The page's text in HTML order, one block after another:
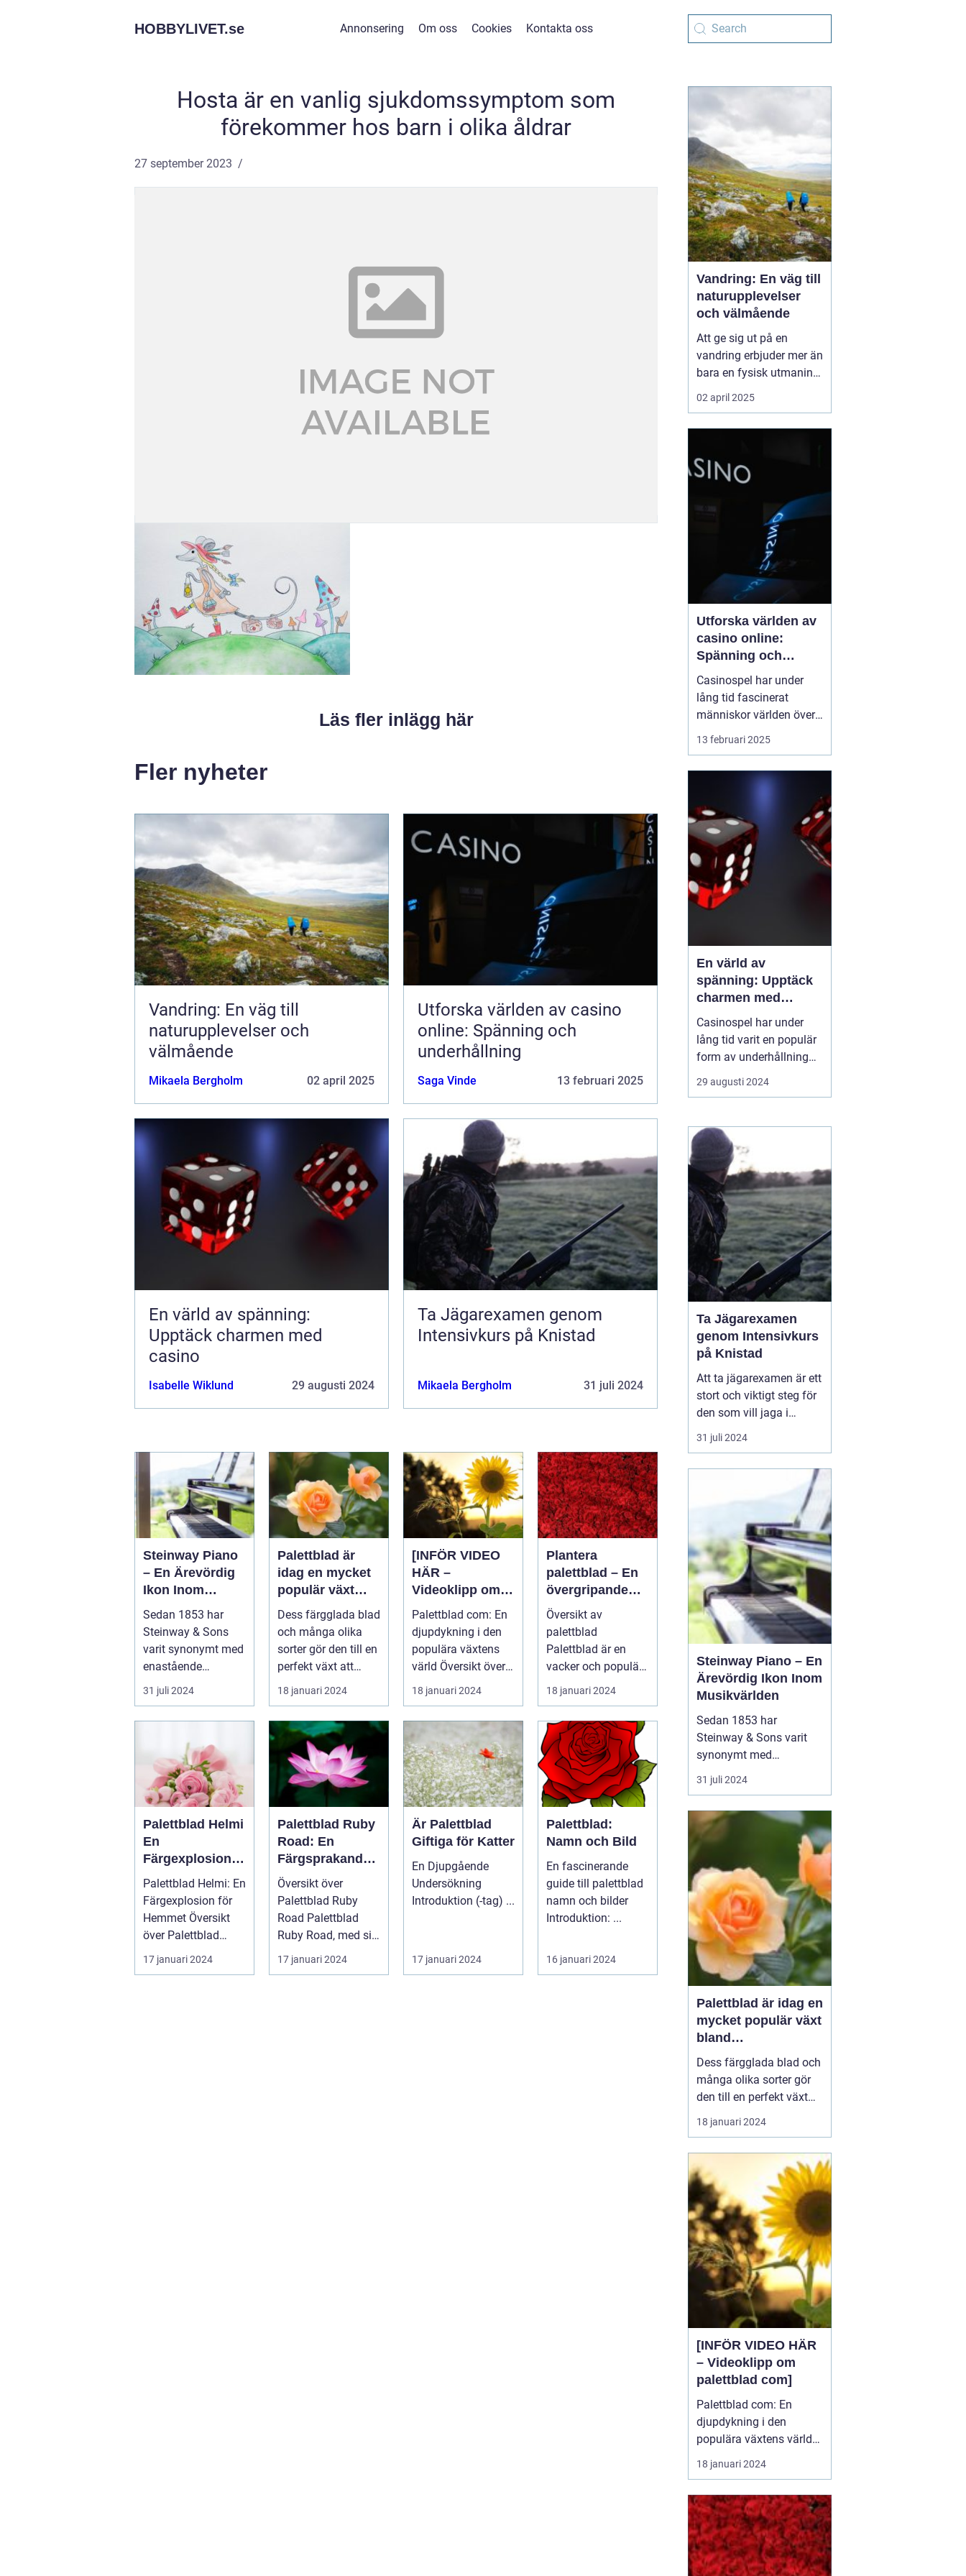
HOBBYLIVET.se Annonsering Om oss Cookies Kontakta oss
Hosta är en vanlig sjukdomssymptom som
förekommer hos barn i olika åldrar
27 september 2023
Läs fler inlägg här
Fler nyheter
Vandring: En väg till
naturupplevelser och
välmående
Mikaela Bergholm 02 april 2025
Utforska världen av casino
online: Spänning och
underhållning
Saga Vinde 13 februari 2025
En värld av spänning:
Upptäck charmen med
casino
Isabelle Wiklund 29 augusti 2024
Ta Jägarexamen genom
Intensivkurs på Knistad
Mikaela Bergholm 31 juli 2024
Steinway Piano
– En Ärevördig
Ikon Inom
Musikvärlden
Sedan 1853 har
Steinway & Sons
varit synonymt med
enastående
hantverk och
oövertr&aum...
31 juli 2024
Palettblad är
idag en mycket
populär växt
bland
trädgårdsentusi
aster och inom
inredning
Dess färgglada blad
och många olika
sorter gör den till en
perfekt växt att
addera liv och färg
till...
18 januari 2024
[INFÖR VIDEO
HÄR –
Videoklipp om
palettblad com]
Palettblad com: En
djupdykning i den
populära växtens
värld Översikt över
palettblad com
Palettbl...
18 januari 2024
Plantera
palettblad – En
övergripande
guide för att
lyckas med
denna populära
växt
Översikt av
palettblad
Palettblad är en
vacker och populär
växt som har blivit
alltmer populär
blan...
18 januari 2024
Palettblad Helmi
En
Färgexplosion
för Hemmet
Palettblad Helmi: En
Färgexplosion för
Hemmet Översikt
över Palettblad
17 januari 2024
Palettblad Ruby
Road: En
Färgsprakande
Favorit för Hem
Översikt över
Palettblad Ruby
Road Palettblad
Ruby Road, med sitt
slående utseende
och färgsprakan...
17 januari 2024
Är Palettblad
Giftiga för Katter
En Djupgående
Undersökning
Introduktion (-tag) ...
17 januari 2024
Palettblad:
Namn och Bild
En fascinerande
guide till palettblad
namn och bilder
Introduktion: ...
16 januari 2024
Vandring: En väg till
naturupplevelser
och välmående
Att ge sig ut på en
vandring erbjuder mer än
bara en fysisk utmaning;
det är en möjlighet att
återknyta kontakten med
Oavsett om det handlar
om en kort
skogspromenad eller...
02 april 2025
Utforska världen av
casino online:
Spänning och
underhållning
Casinospel har under
lång tid fascinerat
människor världen över
med sin unika
och tur. Från de
traditionella spelhålorna
i Las Vegas till dagens
moderna
onlineplattformar har ...
13 februari 2025
En värld av
spänning: Upptäck
charmen med
casino
Casinospel har under
lång tid varit en populär
form av underhållning
världen över. Från de
glittrande casinogolven i
spelhallarnas neonljus
online, erbjuder
casinovärlden en unik
mix av...
29 augusti 2024
Ta Jägarexamen
genom Intensivkurs
på Knistad
Att ta jägarexamen är ett
stort och viktigt steg för
den som vill jaga i
Sverige. Inte nog med att
examen ger de
en trygg och ansvarsfull
jakt, den öppnar också
upp dörren till en ny v&...
31 juli 2024
Steinway Piano – En
Ärevördig Ikon Inom
Musikvärlden
Sedan 1853 har
Steinway & Sons varit
synonymt med
enastående hantverk
och oöverträffad
pianovärlden. Steinway-
pianon är inte bara
musikinstrument utan
även konstverk skapade
genom kombinationen
av tra...
31 juli 2024
Palettblad är idag en
mycket populär växt
bland
trädgårdsentusiaste
r och inom
inredning
Dess färgglada blad och
många olika sorter gör
den till en perfekt växt
att addera liv och färg till
både trädgårdar och
artikel kommer vi att
utforska de olika
palettblad sorterna som
finns tillgängliga på
marknaden och ge di...
18 januari 2024
[INFÖR VIDEO HÄR
– Videoklipp om
palettblad com]
Palettblad com: En
djupdykning i den
populära växtens värld
Översikt över palettblad
com Palettblad com är
riktar sig till
växtentusiaster och
trädgårdsälskare över
hela världen. Det
18 januari 2024